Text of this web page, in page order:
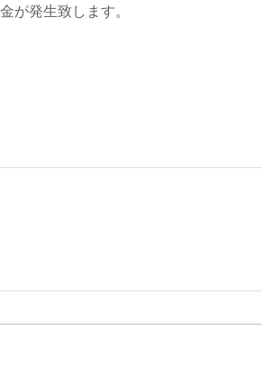
が発生致します。